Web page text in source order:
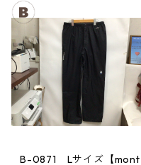
B-0871 Lサイズ【mont